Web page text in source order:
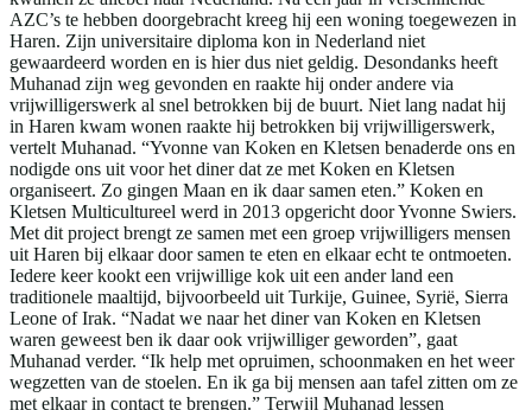
AZC’s te hebben doorgebracht kreeg hij een woning toegewezen in
Haren. Zijn universitaire diploma kon in Nederland niet
gewaardeerd worden en is hier dus niet geldig. Desondanks heeft
Muhanad zijn weg gevonden en raakte hij onder andere via
vrijwilligerswerk al snel betrokken bij de buurt. Niet lang nadat hij
in Haren kwam wonen raakte hij betrokken bij vrijwilligerswerk,
vertelt Muhanad. “Yvonne van Koken en Kletsen benaderde ons en
nodigde ons uit voor het diner dat ze met Koken en Kletsen
organiseert. Zo gingen Maan en ik daar samen eten.” Koken en
Kletsen Multicultureel werd in 2013 opgericht door Yvonne Swiers.
Met dit project brengt ze samen met een groep vrijwilligers mensen
uit Haren bij elkaar door samen te eten en elkaar echt te ontmoeten.
Iedere keer kookt een vrijwillige kok uit een ander land een
traditionele maaltijd, bijvoorbeeld uit Turkije, Guinee, Syrië, Sierra
Leone of Irak. “Nadat we naar het diner van Koken en Kletsen
waren geweest ben ik daar ook vrijwilliger geworden”, gaat
Muhanad verder. “Ik help met opruimen, schoonmaken en het weer
wegzetten van de stoelen. En ik ga bij mensen aan tafel zitten om ze
met elkaar in contact te brengen.” Terwijl Muhanad lessen